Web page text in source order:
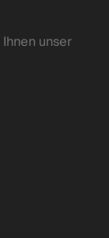
unser